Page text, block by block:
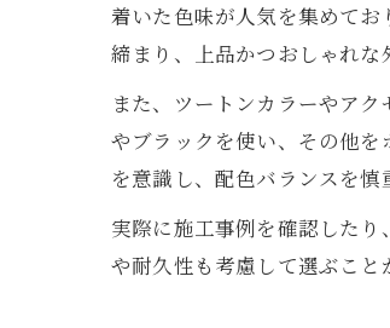
着いた色味が人気を集めて
締まり、上品かつおしゃれな
また、ツートンカラーやア
やブラックを使い、その他
を意識し、配色バランスを慎
実際に施工事例を確認した
や耐久性も考慮して選ぶこと